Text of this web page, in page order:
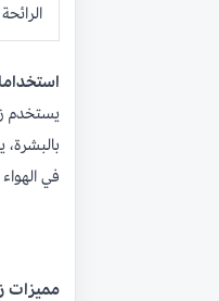
الرائحة
يستخدم
في
مميزات